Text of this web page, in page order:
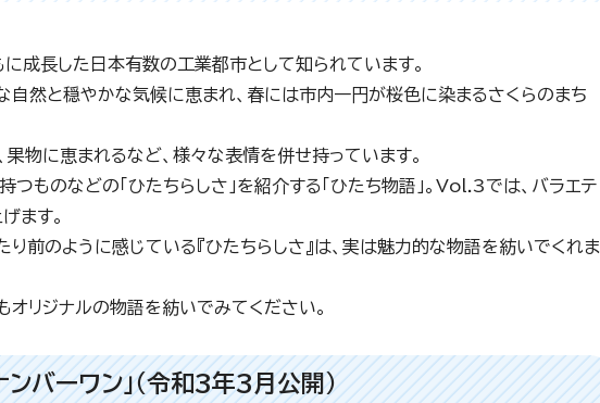
成長した日本有数の工業都市として知られています。
自然と穏やかな気候に恵まれ、春には市内一円が桜色に染まるさくらのまち
物に恵まれるなど、様々な表情を併せ持っています。
ものなどの「ひたちらしさ」を紹介する「ひたち物語」。Vol.3では、バラエテ
ます。
前のように感じている『ひたちらしさ』は、実は魅力的な物語を紡いでくれま
オリジナルの物語を紡いでみてください。
バーワン」（令和3年3月公開）